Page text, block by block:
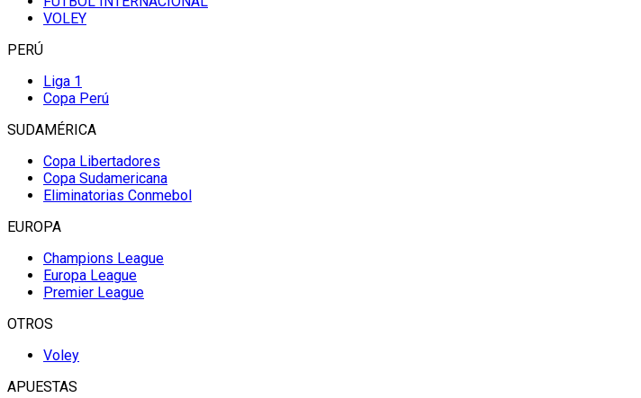
VOLEY
PERÚ
Liga 1
Copa Perú
SUDAMÉRICA
Copa Libertadores
Copa Sudamericana
Eliminatorias Conmebol
EUROPA
Champions League
Europa League
Premier League
OTROS
Voley
APUESTAS